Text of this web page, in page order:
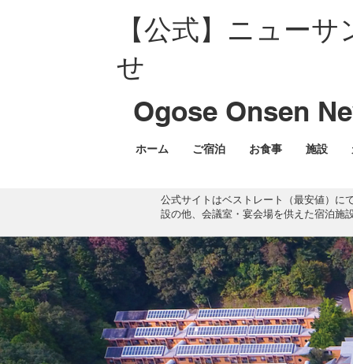
【公式】ニュー
せ
Ogose Onsen
ホーム ご宿泊 お食事 施設
公式サイトはベストレート（最安値）に
設の他、会議室・宴会場を供えた宿泊施